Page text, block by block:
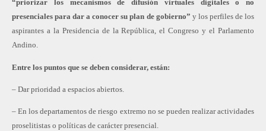
“priorizar los mecanismos de difusión virtuales digitales o no
presenciales para dar a conocer su plan de gobierno” y los perfiles de los
aspirantes a la Presidencia de la República, el Congreso y el Parlamento
Andino.
Entre los puntos que se deben considerar, están:
– Dar prioridad a espacios abiertos.
– En los departamentos de riesgo extremo no se pueden realizar actividades
proselitistas o políticas de carácter presencial.